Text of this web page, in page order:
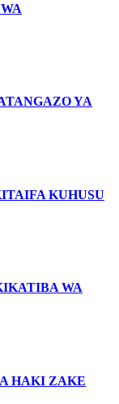
YA
KUHUSU
WA
HAKI ZAKE